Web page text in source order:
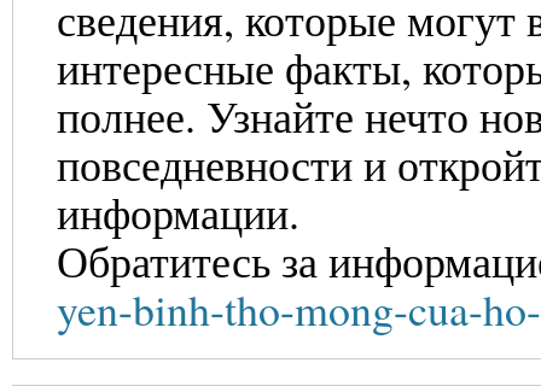
сведения, которые
интересные факты,
полнее. Узнайте нечто
повседневности и
информации.
Обратитесь за
yen-binh-tho-mong-cua-